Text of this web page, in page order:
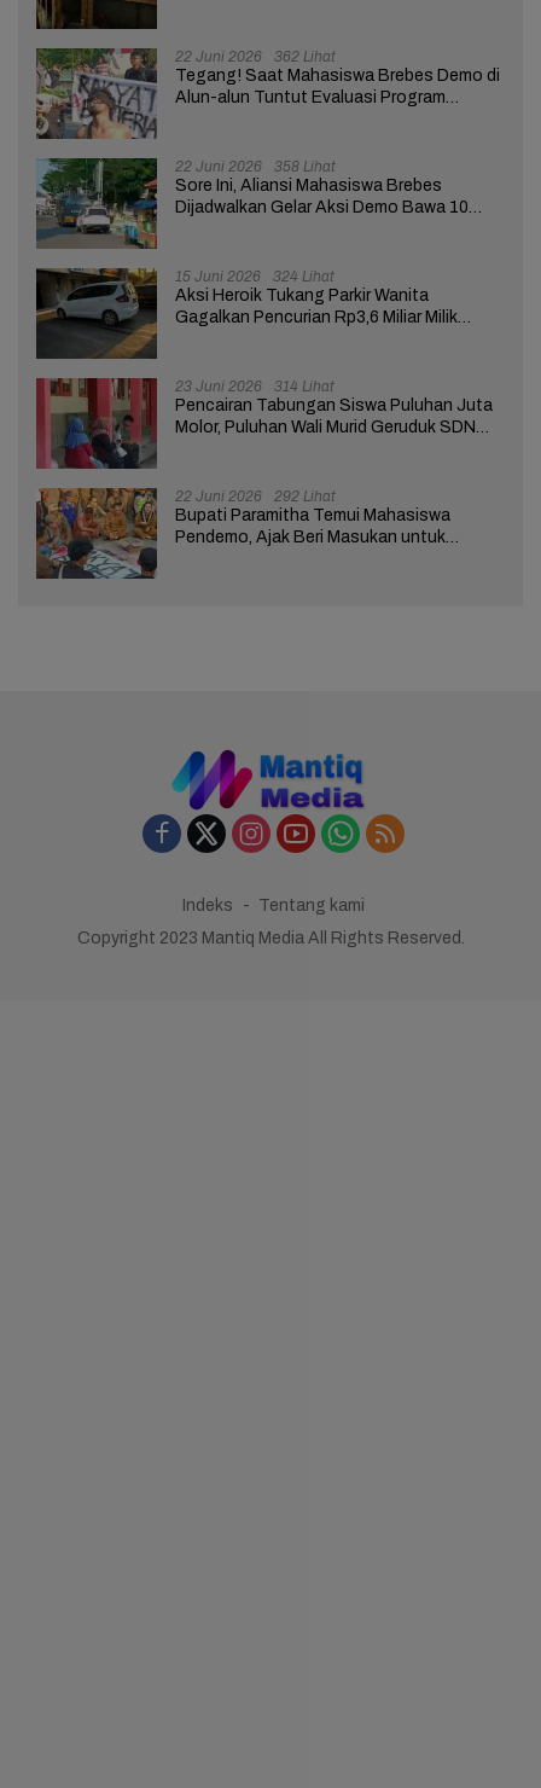
22 Juni 2026 362 Lihat
Tegang! Saat Mahasiswa Brebes Demo di
Alun-alun Tuntut Evaluasi Program
22 Juni 2026 358 Lihat
Sore Ini, Aliansi Mahasiswa Brebes
Dijadwalkan Gelar Aksi Demo Bawa 10
15 Juni 2026 324 Lihat
Aksi Heroik Tukang Parkir Wanita
Gagalkan Pencurian Rp3,6 Miliar Milik
23 Juni 2026 314 Lihat
Pencairan Tabungan Siswa Puluhan Juta
Molor, Puluhan Wali Murid Geruduk SDN
22 Juni 2026 292 Lihat
Bupati Paramitha Temui Mahasiswa
Pendemo, Ajak Beri Masukan untuk
Indeks
Tentang kami
Copyright 2023 Mantiq Media All Rights Reserved.